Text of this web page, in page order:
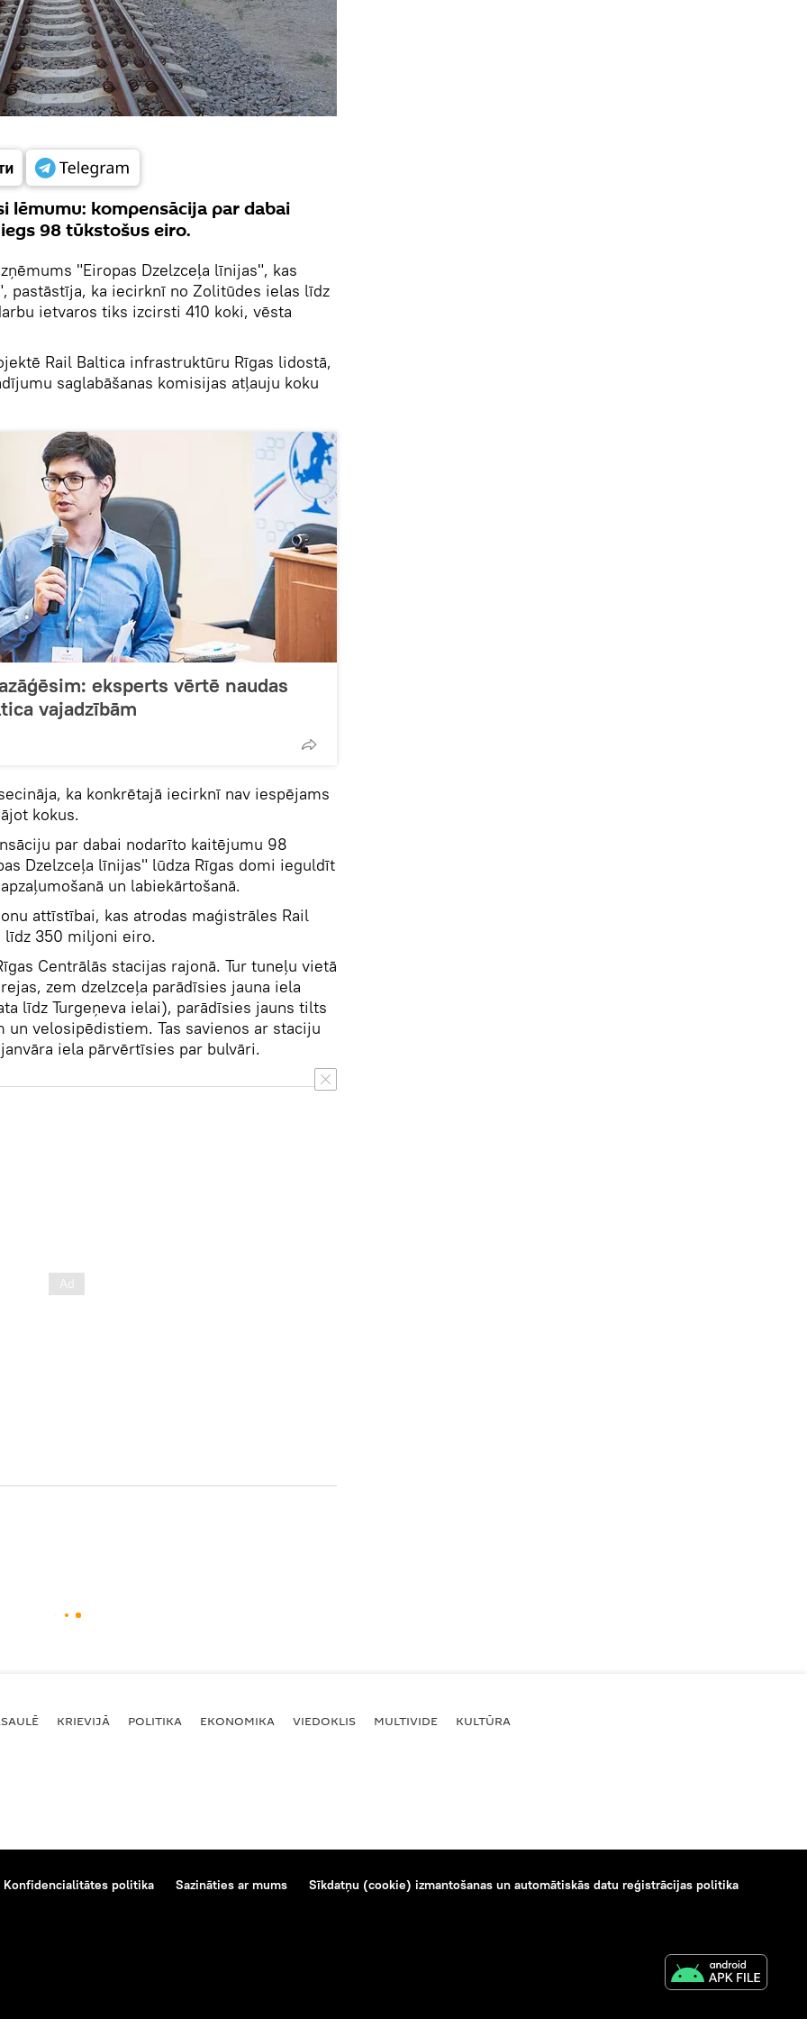
lēmumu: kompensācija par dabai
98 tūkstošus eiro.
"Eiropas Dzelzceļa līnijas", kas
pastāstīja, ka iecirknī no Zolitūdes ielas līdz
ietvaros tiks izcirsti 410 koki, vēsta
Rail Baltica infrastruktūru Rīgas lidostā,
saglabāšanas komisijas atļauju koku
eksperts vērtē naudas
vajadzībām
ka konkrētajā iecirknī nav iespējams
kokus.
par dabai nodarīto kaitējumu 98
Dzelzceļa līnijas" lūdza Rīgas domi ieguldīt
un labiekārtošanā.
attīstībai, kas atrodas maģistrāles Rail
līdz 350 miljoni eiro.
Centrālās stacijas rajonā. Tur tuneļu vietā
zem dzelzceļa parādīsies jauna iela
līdz Turgeņeva ielai), parādīsies jauns tilts
un velosipēdistiem. Tas savienos ar staciju
iela pārvērtīsies par bulvāri.
KRIEVIJĀ POLITIKA EKONOMIKA VIEDOKLIS MULTIVIDE KULTŪRA
Konfidencialitātes politika Sazināties ar mums
Sīkdatņu (cookie) izmantošanas un automātiskās datu reģistrācijas politika